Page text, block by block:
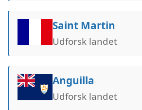
Saint Martin
Udforsk landet
Anguilla
Udforsk landet